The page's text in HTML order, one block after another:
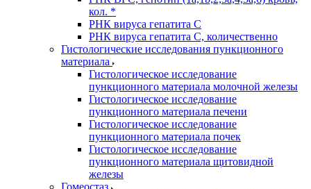
кол. *
РНК вируса гепатита C
РНК вируса гепатита C, количественно
Гистологические исследования пункционного
материала
Гистологическое исследование
пункционного материала молочной железы
Гистологическое исследование
пункционного материала печени
Гистологическое исследование
пункционного материала почек
Гистологическое исследование
пункционного материала щитовидной
железы
Гомеостаз